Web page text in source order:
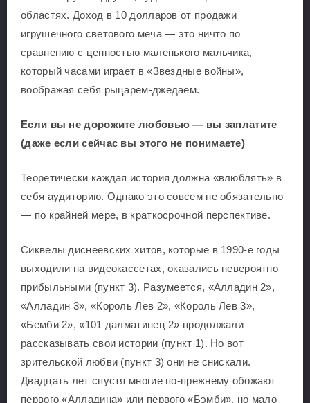
областях. Доход в 10 долларов от продажи
игрушечного светового меча — это ничто по
сравнению с ценностью маленького мальчика,
который часами играет в «Звездные войны»,
воображая себя рыцарем-джедаем.
Если вы не дорожите любовью — вы заплатите
(даже если сейчас вы этого не понимаете)
Теоретически каждая история должна «влюблять» в
себя аудиторию. Однако это совсем не обязательно
— по крайней мере, в краткосрочной перспективе.
Сиквелы диснеевских хитов, которые в 1990-е годы
выходили на видеокассетах, оказались невероятно
прибыльными (пункт 3). Разумеется, «Алладин 2»,
«Алладин 3», «Король Лев 2», «Король Лев 3»,
«Бемби 2», «101 далматинец 2» продолжали
рассказывать свои истории (пункт 1). Но вот
зрительской любви (пункт 3) они не снискали.
Двадцать лет спустя многие по-прежнему обожают
первого «Алладина» или первого «Бэмби», но мало